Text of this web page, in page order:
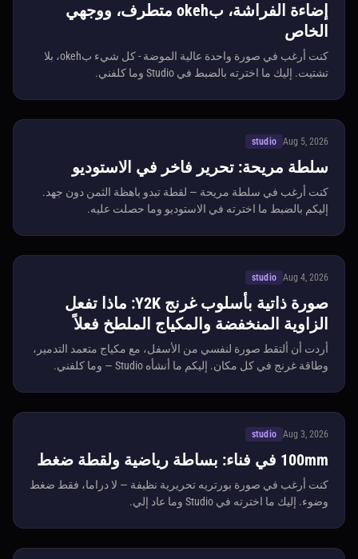
إضاءة الفراشة، بokeh متطرف، ووجهي
الخاص
كنت أرغب في صورة واحدة عالية الموضة - كل شيء بokeh، بلا
تشتيت. إليك ما اخترته بالضبط في Studio وما كلفني.
Aug 5, 2026
studio
سلطة مريحة: تحرير فاخر في الاستوديو
كنت أرغب في سلطة مريحة — لقطة تبدو باهظة الثمن دون جهد.
إليكم بالضبط ما اخترته في الاستوديو وما حصلت عليه.
Aug 4, 2026
studio
صورة ذاتية بأسلوب غرنج Y2K: ماذا تفعل
الزاوية المنخفضة والمكياج الملطخ فعلاً
أردت أن ألتقط صورة لنفسي من الأسفل، مع مكياج متعمد التدمير،
وطاقة غرنج في كل مكان. إليكم ما أنشأه Studio — وما كلفني.
Aug 3, 2026
studio
100mm في فناء: بساطة رياضية ولقطة ضغط
كنت أرغب في صورة بورتريه تحريرية نظيفة — لا دراما، فقط ضغط
وضوء. إليك ما اخترته في Studio وما عاد إلي.